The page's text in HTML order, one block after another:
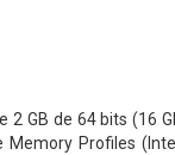
2 GB de 64 bits (16
Profiles